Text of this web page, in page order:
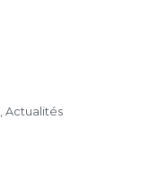
Actualités